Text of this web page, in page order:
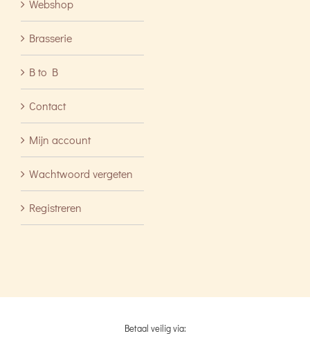
Webshop
Brasserie
B to B
Contact
Mijn account
Wachtwoord vergeten
Registreren
Betaal veilig via: